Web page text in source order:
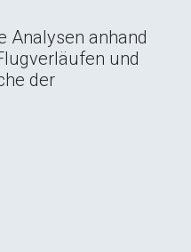
Analysen anhand
und
der